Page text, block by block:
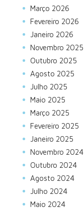
Março 2026
Fevereiro 2026
Janeiro 2026
Novembro 2025
Outubro 2025
Agosto 2025
Julho 2025
Maio 2025
Março 2025
Fevereiro 2025
Janeiro 2025
Novembro 2024
Outubro 2024
Agosto 2024
Julho 2024
Maio 2024